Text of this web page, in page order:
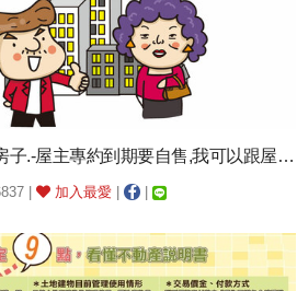
我透過仲介看房子.-屋主專約到期要自售,我可以跟屋主買嗎？
| 加入最愛